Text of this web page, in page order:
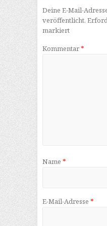
Deine E-Mail-
veröffentlicht.
markiert
Kommentar*
Name *
E-Mail-Adresse *